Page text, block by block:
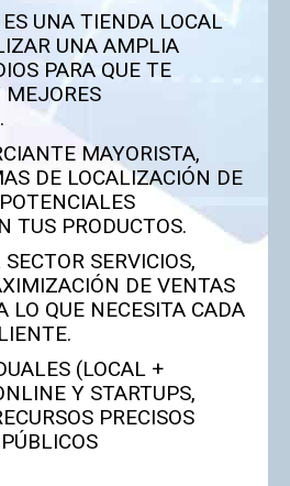
ES UNA TIENDA LOCAL
UNA AMPLIA
PARA QUE TE
MEJORES
MAYORISTA,
DE LOCALIZACIÓN DE
TUS PRODUCTOS.
SERVICIOS,
DE VENTAS
LO QUE NECESITA CADA
(LOCAL +
Y STARTUPS,
PRECISOS